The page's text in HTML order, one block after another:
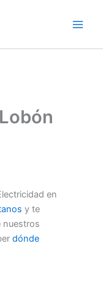
en
y te
nuestros
dónde